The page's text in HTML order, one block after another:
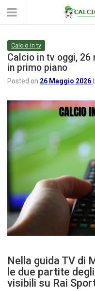
Calcio in tv
Calcio in tv oggi, 26
in primo piano
Posted on 26 Maggio 2026
Nella guida TV di
le due partite
visibili su Rai